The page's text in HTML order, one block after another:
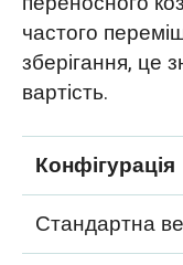
частого
зберігання, це
вартість.
Конфігурація
Стандартна